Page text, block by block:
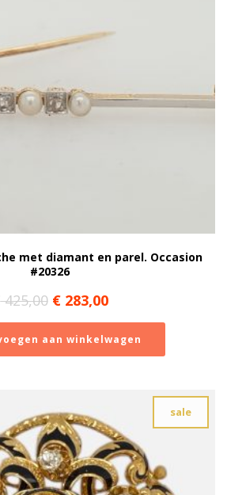
met diamant en parel. Occasion
#20326
425,00 Oorspronkelijke
prijs
was:
€ 425,00.
€283,00Huidige
prijs
is:
€ 283,00.
aan winkelwagen
sale